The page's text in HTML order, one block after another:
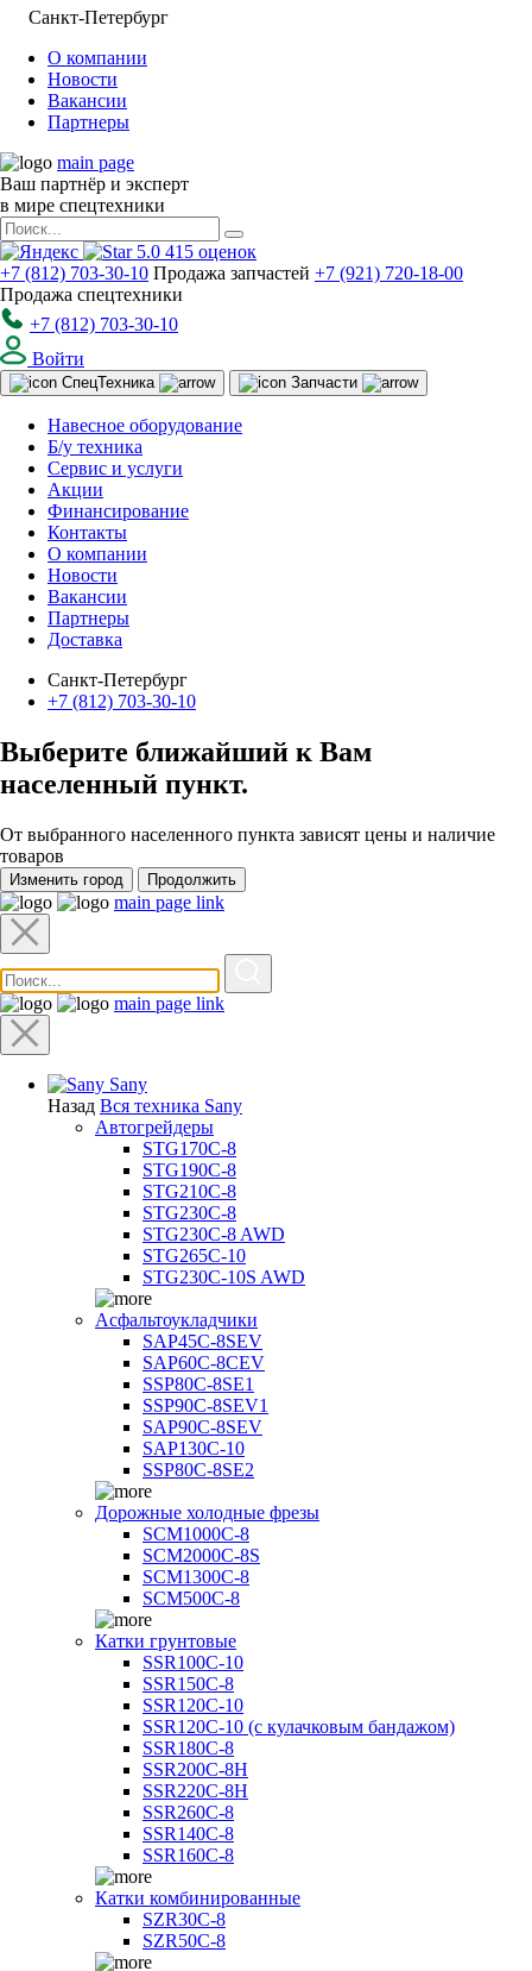
Санкт-Петербург
О компании
Новости
Вакансии
Партнеры
main page
Ваш партнёр и эксперт
в мире спецтехники
5.0 415 оценок
+7 (812) 703-30-10 Продажа запчастей +7 (921) 720-18-00
Продажа спецтехники
+7 (812) 703-30-10
Войти
СпецТехника Запчасти
Навесное оборудование
Б/у техника
Сервис и услуги
Акции
Финансирование
Контакты
О компании
Новости
Вакансии
Партнеры
Доставка
Санкт-Петербург
+7 (812) 703-30-10
Выберите ближайший к Вам
населенный пункт.
От выбранного населенного пункта зависят цены и наличие
товаров
Изменить город Продолжить
main page link
main page link
Sany
Назад Вся техника Sany
Автогрейдеры
STG170C-8
STG190C-8
STG210C-8
STG230C-8
STG230C-8 AWD
STG265C-10
STG230C-10S AWD
Асфальтоукладчики
SAP45С-8SEV
SAP60C-8CEV
SSP80C-8SE1
SSP90C-8SEV1
SAP90C-8SEV
SAP130C-10
SSP80C-8SE2
Дорожные холодные фрезы
SCM1000C-8
SCM2000C-8S
SCM1300C-8
SCM500C-8
Катки грунтовые
SSR100C-10
SSR150C-8
SSR120C-10
SSR120C-10 (с кулачковым бандажом)
SSR180C-8
SSR200C-8H
SSR220C-8H
SSR260C-8
SSR140C-8
SSR160C-8
Катки комбинированные
SZR30C-8
SZR50C-8